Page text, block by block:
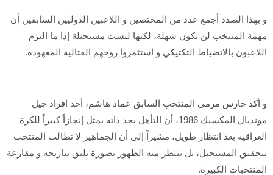
و بهذا الصدد أجمع عدد من المختصين و اللاعبين الدوليين السابقين أن
مهمة المنتخب لن تكون سهلة، لكنها ليست مستحيلة إذا ما التزم
اللاعبون بالانضباط التكتيكي و استثمروا روحهم القتالية المعهودة.
و أكد حارس مرمى المنتخب السابق عماد هاشم، أحد أفراد جيل
مونديال المكسيك 1986، أن التأهل بحد ذاته يمثل إنجازاً كبيراً للكرة
العراقية بعد انتظار طويل، مشيراً إلى أن الجماهير لا تطالب المنتخب
بتحقيق المستحيل، بل تنتظر منه الظهور بصورة تليق بتاريخه و مقارعة
المنتخبات الكبيرة.